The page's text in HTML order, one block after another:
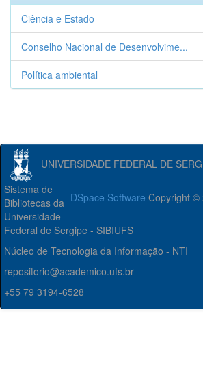
Ciência e Estado
Conselho Nacional de Desenvolvime...
Política ambiental
UNIVERSIDADE FEDERAL DE
DSpace Software Copyright ©
Sistema de
Bibliotecas da
Universidade
Federal de Sergipe - SIBIUFS
Núcleo de Tecnologia da Informação - NTI
repositorio@academico.ufs.br
+55 79 3194-6528